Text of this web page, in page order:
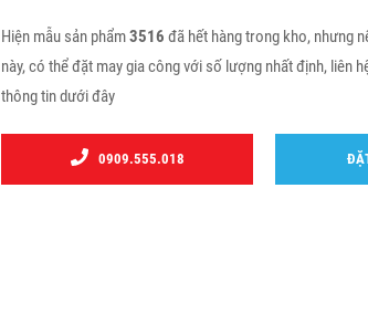
Hiện mẫu sản phẩm3516 đã hết hàng trong kho, nhưng
này, có thể đặt may gia công với số lượng nhất định, liên
thông tin dưới đây
0909.555.018